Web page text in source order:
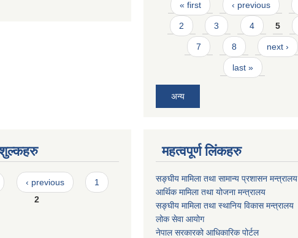
« first ‹ previous
2 3 4 5
7 8 next ›
last »
अन्य
‹ previous
1
2
महत्वपूर्ण लिंकहरु
सङ्घीय मामिला तथा सामान्य प्रशासन मन्त्रालय
आर्थिक मामिला तथा योजना मन्त्रालय
सङ्घीय मामिला तथा स्थानिय विकास मन्त्रालय
लोक सेवा आयोग
नेपाल सरकारको आधिकारिक पोर्टल